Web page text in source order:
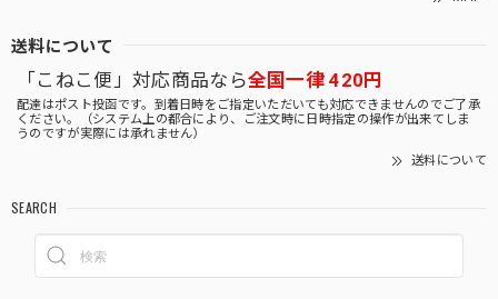
送料について
「こねこ便」対応商品なら全国一律 420円
配達はポスト投函です。到着日時をご指定いただいても対応できませんのでご了承
ください。（システム上の都合により、ご注文時に日時指定の操作が出来てしま
うのですが実際には承れません）
送料について
SEARCH